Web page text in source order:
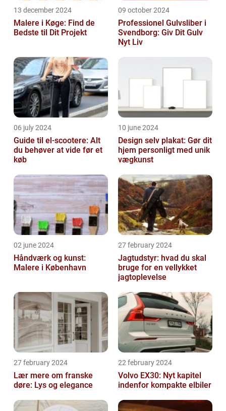
13 december 2024
Malere i Køge: Find de
Bedste til Dit Projekt
09 october 2024
Professionel Gulvsliber i
Svendborg: Giv Dit Gulv
Nyt Liv
06 july 2024
Guide til el-scootere: Alt
du behøver at vide før et
køb
10 june 2024
Design selv plakat: Gør dit
hjem personligt med unik
vægkunst
02 june 2024
Håndværk og kunst:
Malere i København
27 february 2024
Jagtudstyr: hvad du skal
bruge for en vellykket
jagtoplevelse
27 february 2024
Lær mere om franske
døre: Lys og elegance
22 february 2024
Volvo EX30: Nyt kapitel
indenfor kompakte elbiler